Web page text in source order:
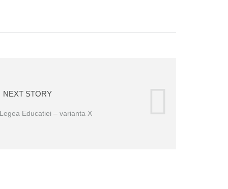
NEXT STORY
Educatiei – varianta X